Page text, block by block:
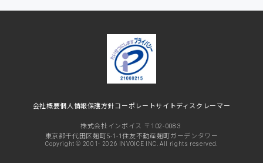
会社概要個人情報保護方針コーポレートサイトディスクレーマー
株式会社インボイス 〒102-0083
東京都千代田区麹町5-1-1住友不動産麹町ガーデンタワー
Copyright © 2001- 2026 INVOICE INC. All rights reserved.